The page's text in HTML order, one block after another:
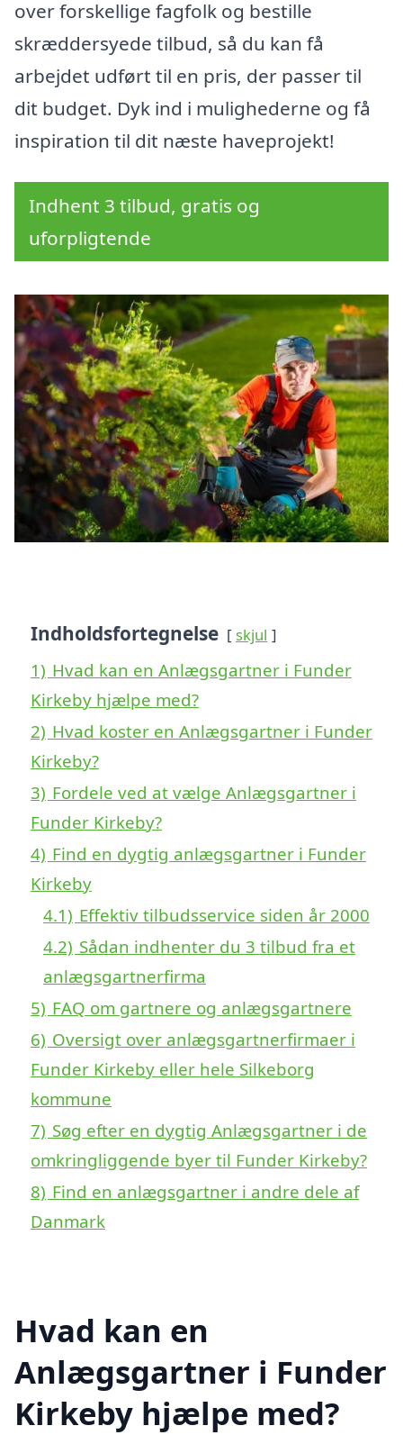
over forskellige fagfolk og bestille
skræddersyede tilbud, så du kan få
arbejdet udført til en pris, der passer til
dit budget. Dyk ind i mulighederne og få
inspiration til dit næste haveprojekt!
Indhent 3 tilbud, gratis og
uforpligtende
Indholdsfortegnelse skjul
1) Hvad kan en Anlægsgartner i Funder
Kirkeby hjælpe med?
2) Hvad koster en Anlægsgartner i Funder
Kirkeby?
3) Fordele ved at vælge Anlægsgartner i
Funder Kirkeby?
4) Find en dygtig anlægsgartner i Funder
Kirkeby
4.1) Effektiv tilbudsservice siden år 2000
4.2) Sådan indhenter du 3 tilbud fra et
anlægsgartnerfirma
5) FAQ om gartnere og anlægsgartnere
6) Oversigt over anlægsgartnerfirmaer i
Funder Kirkeby eller hele Silkeborg
kommune
7) Søg efter en dygtig Anlægsgartner i de
omkringliggende byer til Funder Kirkeby?
8) Find en anlægsgartner i andre dele af
Danmark
Hvad kan en
Anlægsgartner i Funder
Kirkeby hjælpe med?